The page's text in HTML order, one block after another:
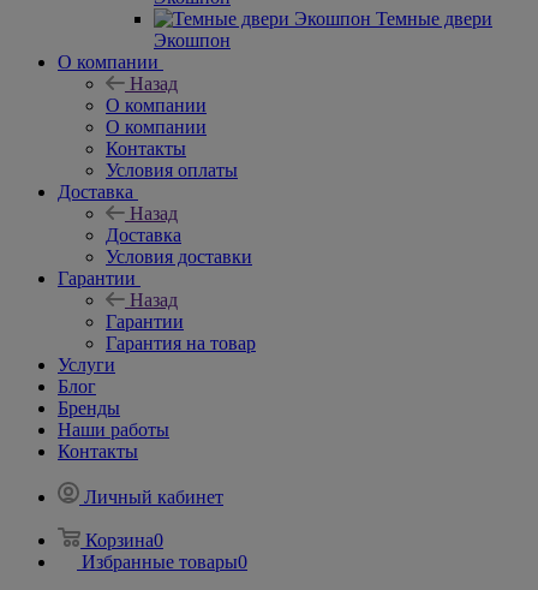
Темные двери
Экошпон
О компании
Назад
О компании
О компании
Контакты
Условия оплаты
Доставка
Назад
Доставка
Условия доставки
Гарантии
Назад
Гарантии
Гарантия на товар
Услуги
Блог
Бренды
Наши работы
Контакты
Личный кабинет
Корзина0
Избранные товары0